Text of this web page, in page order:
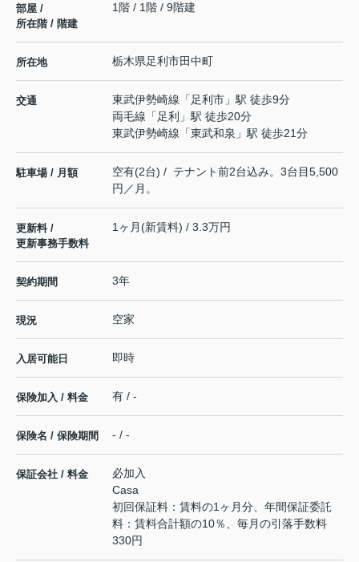
部屋 /
所在階 / 階建
1階 / 1階 / 9階建
所在地 栃木県足利市田中町
交通 東武伊勢崎線 「 足利市 」駅 徒歩9分
両毛線 「 足利 」駅 徒歩20分
東武伊勢崎線 「東武和泉 」駅 徒歩21分
駐車場 / 月額
空有(2台) / テナント前2台込み。3台目5,500
円／月。
更新料 /
更新事務手数料
1ヶ月(新賃料) / 3.3万円
契約期間 3年
現況 空家
入居可能日 即時
保険加入 / 料金 有 / -
保険名 / 保険期間 - / -
保証会社 / 料金
必加入
Casa
初回保証料：賃料の1ヶ月分、年間保証委託
料：賃料合計額の10％、毎月の引落手数料
330円